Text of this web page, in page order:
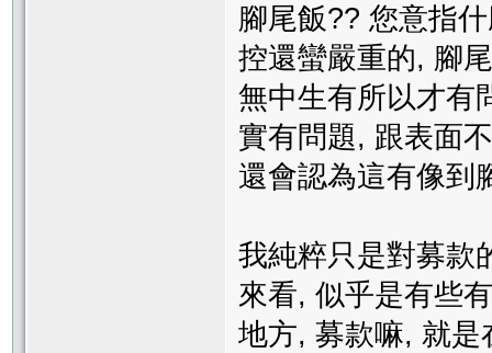
腳尾飯?? 您意指
控還蠻嚴重的, 腳
無中生有所以才有
實有問題, 跟表面
還會認為這有像到
我純粹只是對募款
來看, 似乎是有些
地方, 募款嘛, 就是